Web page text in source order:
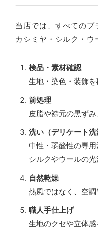
当店では、すべてのブ
カシミヤ・シルク・
検品・素材確認
生地・染色・装飾を
前処理
皮脂や襟元の黒ず
洗い（デリケート洗
中性・弱酸性の専用
シルクやウールの光
自然乾燥
熱風ではなく、空
職人手仕上げ
生地のクセや立体